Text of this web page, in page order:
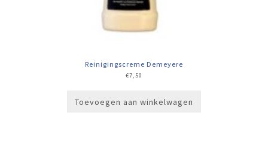
Reinigingscreme Demeyere
€7,50
Toevoegen aan winkelwagen